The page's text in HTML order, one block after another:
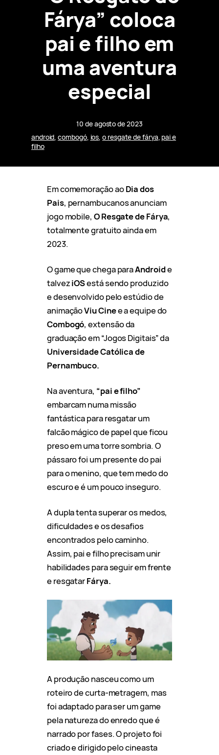
Fárya” coloca
pai e filho em
uma aventura
especial
10 de agosto de 2023
android, combogó, ios, o resgate de fárya, pai e
filho
Em comemoração aoDia dos
Pais, pernambucanos anunciam
jogo mobile, O Resgate de Fárya,
totalmente gratuito ainda em
2023.
O game que chega paraAndroide
talveziOSestá sendo produzido
e desenvolvido pelo estúdio de
animaçãoViu Cinee a equipe do
Combogó, extensão da
graduação em “Jogos Digitais” da
Universidade Católica de
Pernambuco.
Na aventura, “pai e filho”
embarcam numa missão
fantástica para resgatar um
falcão mágico de papel que ficou
preso em uma torre sombria. O
pássaro foi um presente do pai
para o menino, que tem medo do
escuro e é um pouco inseguro.
A dupla tenta superar os medos,
dificuldades e os desafios
encontrados pelo caminho.
Assim, pai e filho precisam unir
habilidades para seguir em frente
e resgatarFárya.
A produção nasceu como um
roteiro de curta-metragem, mas
foi adaptado para ser um game
pela natureza do enredo que é
narrado por fases. O projeto foi
criado e dirigido pelo cineasta